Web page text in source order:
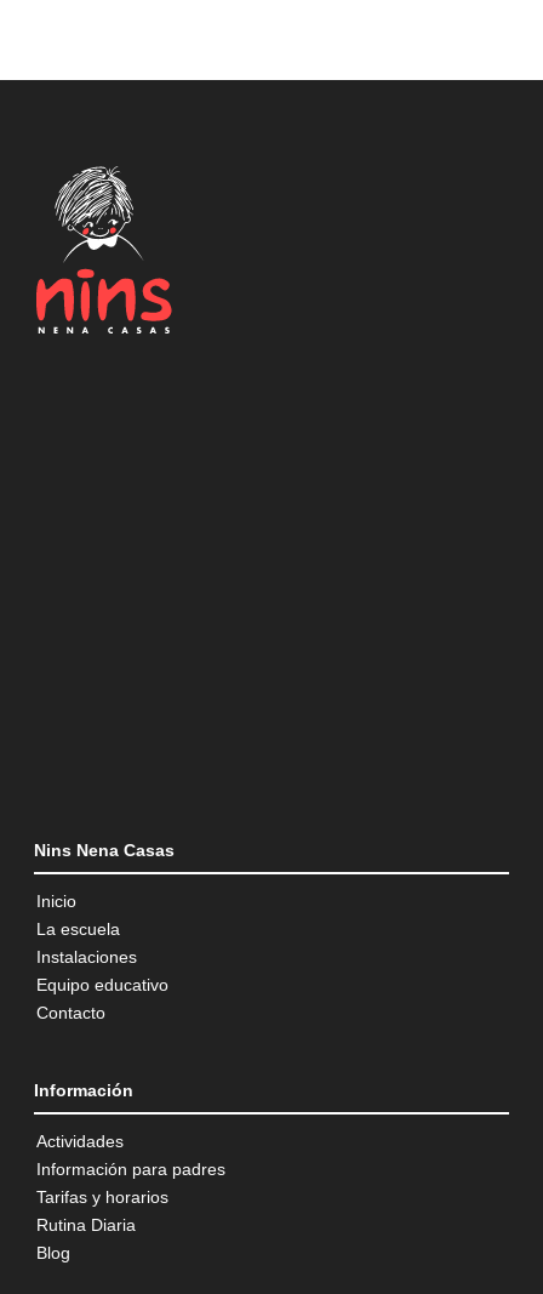
Nins Nena Casas
Inicio
La escuela
Instalaciones
Equipo educativo
Contacto
Información
Actividades
Información para padres
Tarifas y horarios
Rutina Diaria
Blog